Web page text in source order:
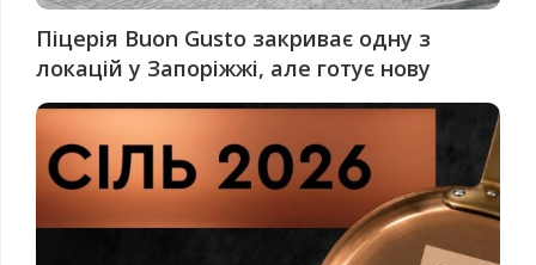
Піцерія Buon Gusto закриває одну з
локацій у Запоріжжі, але готує нову